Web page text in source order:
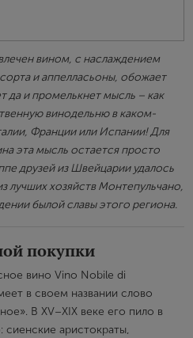
вином, с наслаждением
и аппелласьоны, обожает
да и промелькнет мысль – как
винодельню в каком-
Франции или Испании! Для
эта мысль остается просто
друзей из Швейцарии удалось
лучших хозяйств Монтепульчано,
былой славы этого региона.
покупки
вино Vino Nobile di
в своем названии слово
В XV–XIX веке его пило в
аристократы,